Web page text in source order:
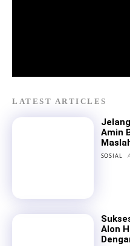
LATEST ARTICLES
Amin
SOSIAL
Alon